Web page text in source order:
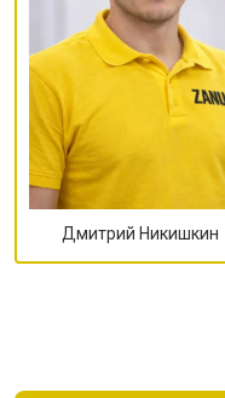
Дмитрий Никишкин